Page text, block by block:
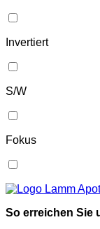
Invertiert
S/W
Fokus
So erreichen Sie